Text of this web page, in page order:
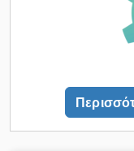
cover) - 2400/3000
Εκτυπώσεις ανά
Μέγεθος/μεγέθη
19,2" (330 x 488
(182 x 182 mm),
(102 mm x 152 mm),
χωρητικότητας -